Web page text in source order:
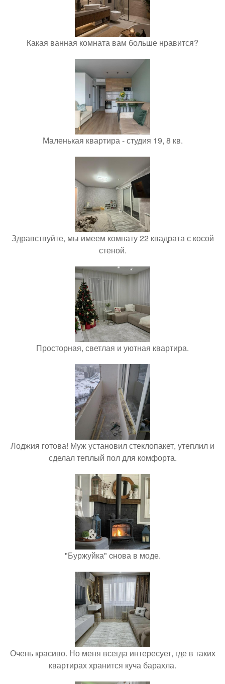
Какая ванная комната вам больше нравится?
Маленькая квартира - студия 19, 8 кв.
Здравствуйте, мы имеем комнату 22 квадрата с косой
стеной.
Просторная, светлая и уютная квартира.
Лоджия готова! Муж установил стеклопакет, утеплил и
сделал теплый пол для комфорта.
"Буржуйка" cнова в моде.
Очень красиво. Но меня всегда интересует, где в таких
квартирах хранится куча барахла.